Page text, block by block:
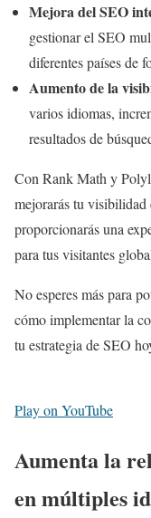
Mejora del SEO
gestionar el SEO
diferentes países de
Aumento de la
varios idiomas,
resultados de
Con Rank Math y
mejorarás tu visibilidad
proporcionarás una
para tus visitantes
No esperes más para
cómo implementar la
tu estrategia de SEO
Play on YouTube
Aumenta la
en múltiples